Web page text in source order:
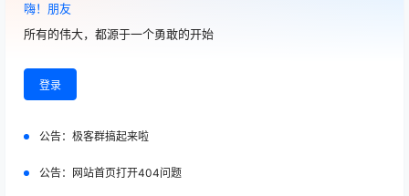
嗨！朋友
所有的伟大，都源于一个勇敢的开始
登录
公告： 极客群搞起来啦
公告： 网站首页打开404问题